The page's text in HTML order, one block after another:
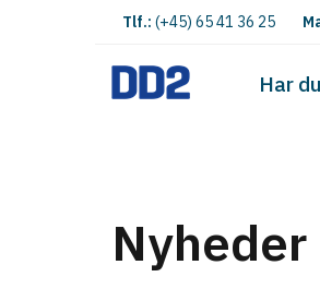
Tlf.: (+45) 65 41 36 25
Har
Nyheder